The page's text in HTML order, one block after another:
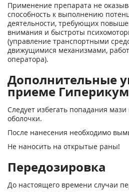
Применение препарата не
способность к выполнению
деятельности, требующих
внимания и быстроты
(управление транспортными
движущимися механизмами,
оператора).
Дополнительные
приеме Гиперикум
Следует избегать попадания
оболочки.
После нанесения необходимо
Не наносить на открытые раны!
Передозировка
До настоящего времени случаи